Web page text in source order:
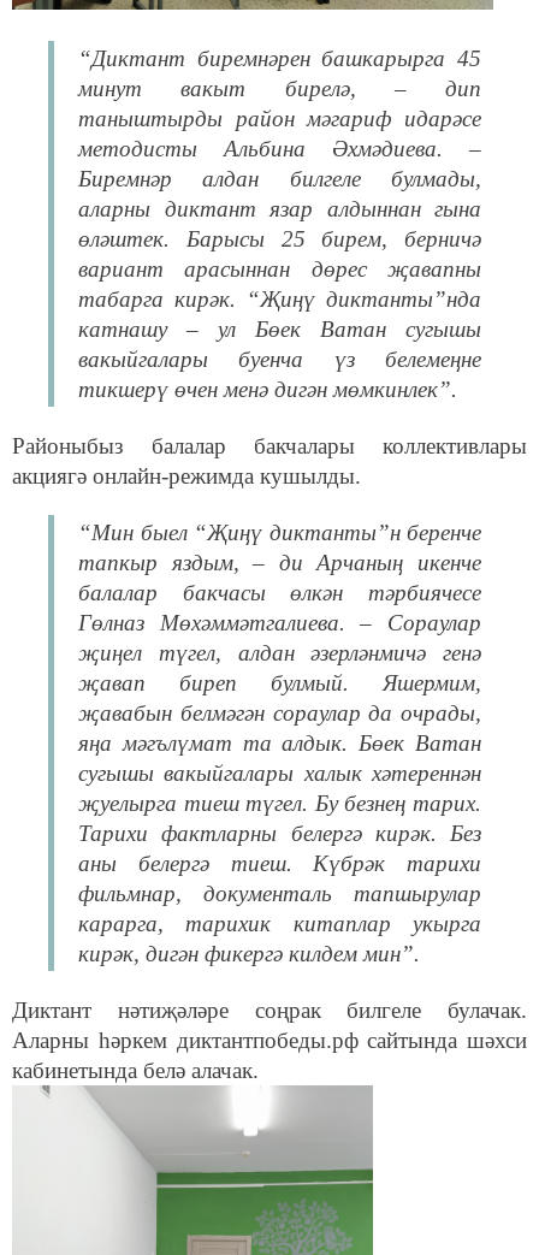
“Диктант биремнәрен башкарырга 45
минут вакыт бирелә, – дип
таныштырды район мәгариф идарәсе
методисты Альбина Әхмәдиева. –
Биремнәр алдан билгеле булмады,
аларны диктант язар алдыннан гына
өләштек. Барысы 25 бирем, берничә
вариант арасыннан дөрес җавапны
табарга кирәк. “Җиңү диктанты”нда
катнашу – ул Бөек Ватан сугышы
вакыйгалары буенча үз белемеңне
тикшерү өчен менә дигән мөмкинлек”.
Районыбыз балалар бакчалары коллективлары
акциягә онлайн-режимда кушылды.
“Мин быел “Җиңү диктанты”н беренче
тапкыр яздым, – ди Арчаның икенче
балалар бакчасы өлкән тәрбиячесе
Гөлназ Мөхәммәтгалиева. – Сораулар
җиңел түгел, алдан әзерләнмичә генә
җавап биреп булмый. Яшермим,
җавабын белмәгән сораулар да очрады,
яңа мәгълүмат та алдык. Бөек Ватан
сугышы вакыйгалары халык хәтереннән
җуелырга тиеш түгел. Бу безнең тарих.
Тарихи фактларны белергә кирәк. Без
аны белергә тиеш. Күбрәк тарихи
фильмнар, документаль тапшырулар
карарга, тарихик китаплар укырга
кирәк, дигән фикергә килдем мин”.
Диктант нәтиҗәләре соңрак билгеле булачак.
Аларны һәркем диктантпобеды.рф сайтында шәхси
кабинетында белә алачак.